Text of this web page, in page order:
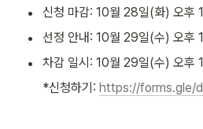
• 신청 마감: 10월 28일(화) 오후
• 선정 안내: 10월 29일(수) 오후
•
차감 일시: 10월 29일(수) 오후
*신청하기: https://forms.gle/